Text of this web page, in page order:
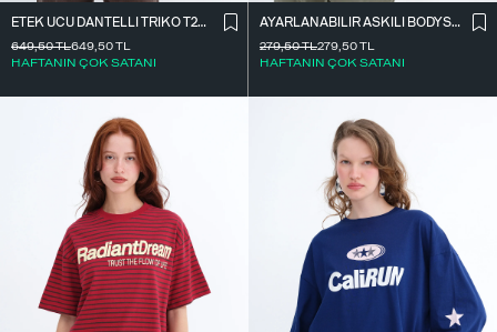
ETEK UCU DANTELLI TRIKO T261025
649,50TL
HAFTANIN ÇOK SATANI
649,50TL
AYARLANABILIR ASKILI BODYSUIT Z2011
279,50TL
HAFTANIN ÇOK SATANI
279,50TL